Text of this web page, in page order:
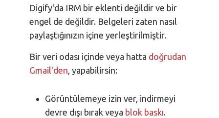
Digify'da IRM bir eklenti değildir ve bir
engel de değildir. Belgeleri zaten nasıl
paylaştığınızın içine yerleştirilmiştir.
Bir veri odası içinde veya hatta doğrudan
Gmail'den, yapabilirsin:
Görüntülemeye izin ver, indirmeyi
devre dışı bırak veya blok baskı.